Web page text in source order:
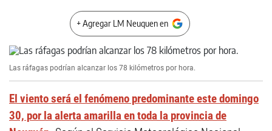
+ Agregar LM Neuquen en
Las ráfagas podrían alcanzar los 78 kilómetros por hora.
El viento será el fenómeno predominante este domingo
30, por la alerta amarilla en toda la provincia de